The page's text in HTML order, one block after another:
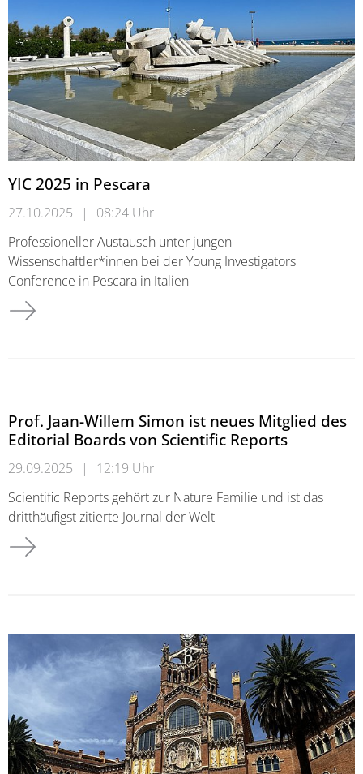
YIC 2025 in Pescara
27.10.2025 |
08:24 Uhr
Professioneller Austausch unter jungen
Wissenschaftler*innen bei der Young Investigators
Conference in Pescara in Italien
YIC 2025 in Pescara
Prof. Jaan-Willem Simon ist neues Mitglied des
Editorial Boards von Scientific Reports
29.09.2025 |
12:19 Uhr
Scientific Reports gehört zur Nature Familie und ist das
dritthäufigst zitierte Journal der Welt
Prof. Jaan-Willem Simon ist neues Mitglied des Editorial